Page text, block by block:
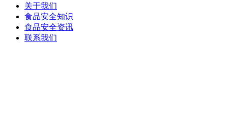
关于我们
食品安全知识
食品安全资讯
联系我们